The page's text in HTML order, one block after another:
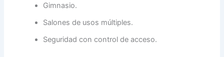
Gimnasio.
Salones de usos múltiples.
Seguridad con control de acceso.